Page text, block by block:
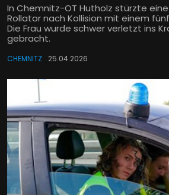
In Chemnitz-OT Hutholz stürzte
Rollator nach Kollision mit einem
Die Frau wurde schwer verletzt ins
gebracht.
CHEMNITZ 25.04.2026